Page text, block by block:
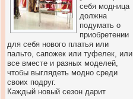
себя модница
должна
подумать о
приобретении
для себя нового платья или
пальто, сапожек или туфелек, или
все вместе и разных моделей,
чтобы выглядеть модно среди
своих подруг.
Каждый новый сезон дарит